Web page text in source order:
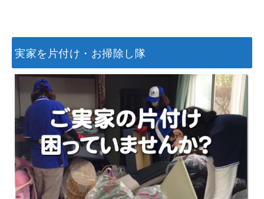
実家を片付け・お掃除し隊